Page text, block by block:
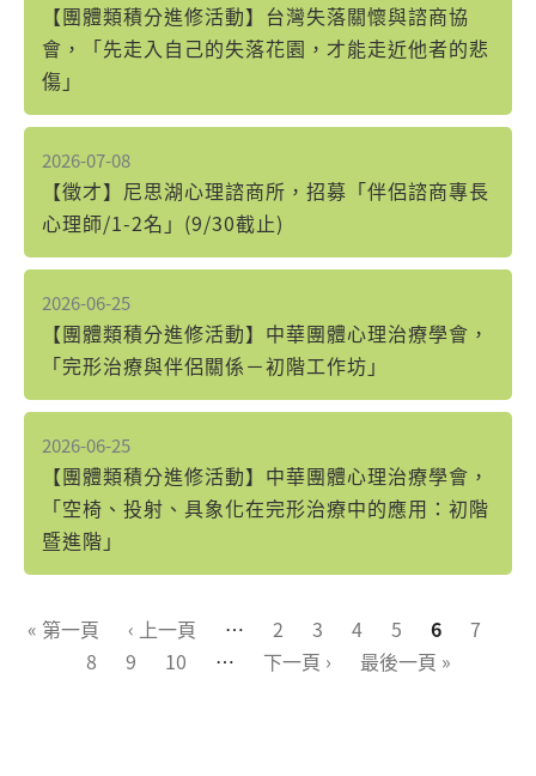
【團體類積分進修活動】台灣失落關懷與諮商協
會，「先走入自己的失落花園，才能走近他者的悲
傷」
2026-07-08
【徵才】尼思湖心理諮商所，招募「伴侶諮商專長
心理師/1-2名」(9/30截止)
2026-06-25
【團體類積分進修活動】中華團體心理治療學會，
「完形治療與伴侶關係－初階工作坊」
2026-06-25
【團體類積分進修活動】中華團體心理治療學會，
「空椅、投射、具象化在完形治療中的應用：初階
暨進階」
頁面
« 第一頁 ‹ 上一頁 … 2 3 4 5 6
7
8
9 10 … 下一頁 › 最後一頁 »